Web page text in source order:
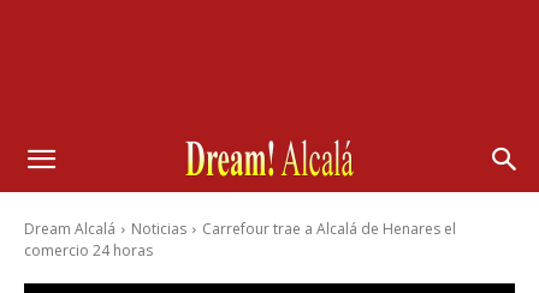
Dream Alcalá Noticias
Carrefour trae a Alcalá de Henares el
comercio 24 horas